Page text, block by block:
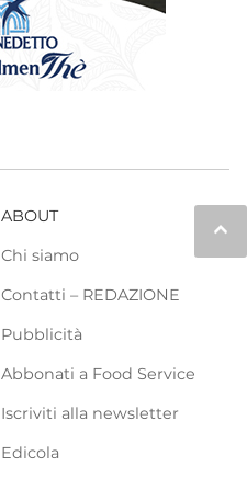
keyboard_arrow_up
ABOUT
Chi siamo
Contatti – REDAZIONE
Pubblicità
Abbonati a Food Service
Iscriviti alla newsletter
Edicola